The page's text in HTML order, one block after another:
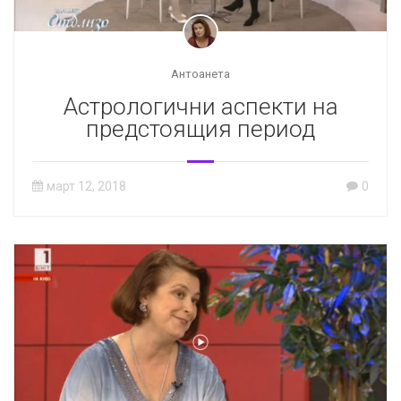
Антоанета
Астрологични аспекти на
предстоящия период
март 12, 2018 0